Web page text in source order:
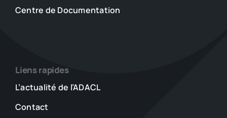
Centre de Documentation
Liens rapides
L’actualité de l’ADACL
Contact